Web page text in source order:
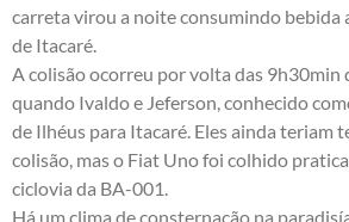
carreta virou a noite consumindo bebida
de Itacaré.
A colisão ocorreu por volta das 9h30min
quando Ivaldo e Jeferson, conhecido
de Ilhéus para Itacaré. Eles ainda teriam
colisão, mas o Fiat Uno foi colhido
ciclovia da BA-001.
Há um clima de consternação na